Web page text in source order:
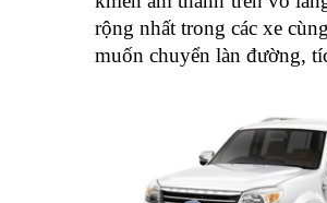
rộng nhất trong các xe
muốn chuyển làn đường,